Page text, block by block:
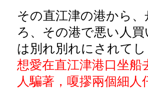
その直江津の港から
ろ、その港で悪い人
は別れ別れにされて
想愛在直江津港口坐船
人騙著，嗄摎兩個細人